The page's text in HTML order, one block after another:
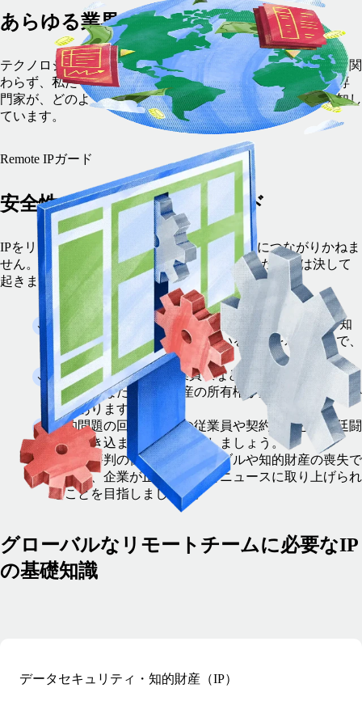
あらゆる業界に対応
テクノロジー、金融、エネルギー、製造業、その他の業界に関
わらず、私たちがサポートします。Remoteの国内外の法律専
門家が、どのような状況でも知的財産を保護する方法を熟知し
ています。
Remote IPガード
安全性の高いRemote IPガード
IPをリスクの高い状況に置くと、大きな損害につながりかねま
せん。Remote IPガードを利用すれば、そうした事態は決して
起きません。
パートナー信頼： ビジネスパートナーに対して、知
的財産がしっかりと守られていることを示すことで、
信頼を築きます。
監査の合格：IPOや企業買収などの流動性イベントの
前に、あなたの知的財産の所有権が監査に合格する必
要があります。
法的問題の回避：海外の従業員や契約社員との法廷闘
争に巻き込まれないようにしましょう。
企業の評判の保護：法的トラブルや知的財産の喪失で
はなく、企業が正当な理由でニュースに取り上げられ
ることを目指しましょう。
グローバルなリモートチームに必要なIP
の基礎知識
データセキュリティ・知的財産（IP）